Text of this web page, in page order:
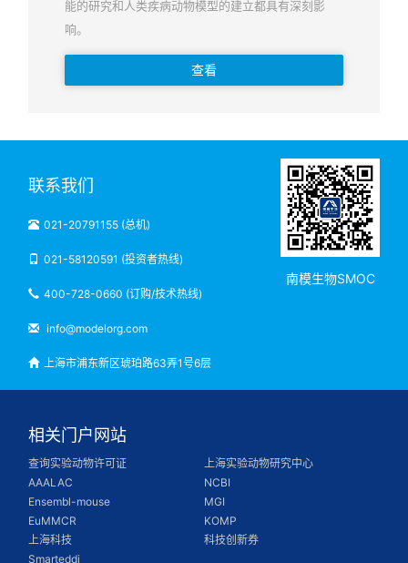
能的研究和人类疾病动物模型的建立都具有深刻影
响。
查看
联系我们
021-20791155 (总机)
021-58120591 (投资者热线)
400-728-0660 (订购/技术热线)
info@modelorg.com
上海市浦东新区琥珀路63弄1号6层
南模生物SMOC
相关门户网站
查询实验动物许可证
上海实验动物研究中心
AAALAC
NCBI
Ensembl-mouse
MGI
EuMMCR
KOMP
上海科技
科技创新券
Smarteddi